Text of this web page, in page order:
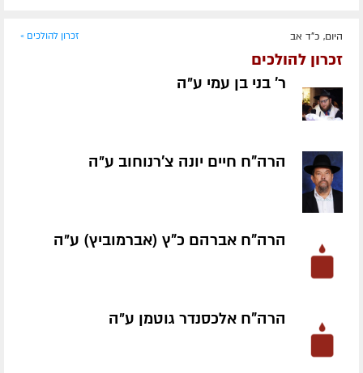
היום, כ"ד אב זכרון להולכים »
זכרון להולכים
ר' בני בן עמי ע״ה
הרה"ח חיים יונה צ'רנוחוב ע״ה
הרה"ח אברהם כ"ץ (אברמוביץ) ע״ה
הרה"ח אלכסנדר גוטמן ע״ה